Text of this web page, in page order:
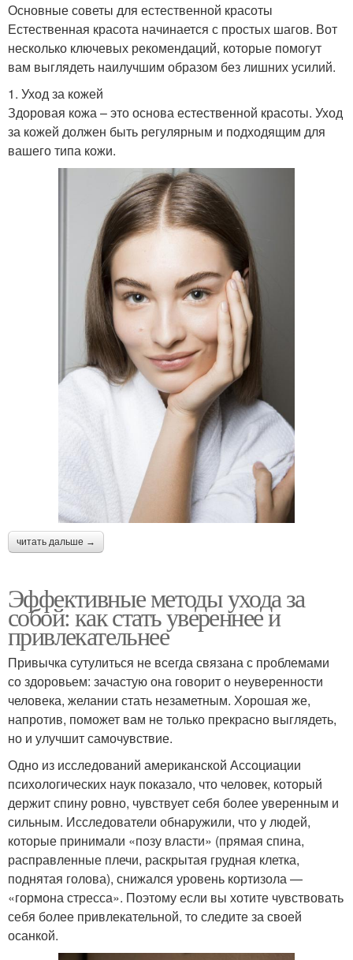
Основные советы для естественной красоты
Естественная красота начинается с простых шагов. Вот
несколько ключевых рекомендаций, которые помогут
вам выглядеть наилучшим образом без лишних усилий.
1. Уход за кожей
Здоровая кожа – это основа естественной красоты. Уход
за кожей должен быть регулярным и подходящим для
вашего типа кожи.
читать дальше →
Эффективные методы ухода за
собой: как стать увереннее и
привлекательнее
Привычка сутулиться не всегда связана с проблемами
со здоровьем: зачастую она говорит о неуверенности
человека, желании стать незаметным. Хорошая же,
напротив, поможет вам не только прекрасно выглядеть,
но и улучшит самочувствие.
Одно из исследований американской Ассоциации
психологических наук показало, что человек, который
держит спину ровно, чувствует себя более уверенным и
сильным. Исследователи обнаружили, что у людей,
которые принимали «позу власти» (прямая спина,
расправленные плечи, раскрытая грудная клетка,
поднятая голова), снижался уровень кортизола —
«гормона стресса». Поэтому если вы хотите чувствовать
себя более привлекательной, то следите за своей
осанкой.